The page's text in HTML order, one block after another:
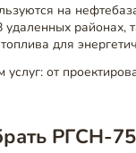
на
районах,
для
от
РГСН-